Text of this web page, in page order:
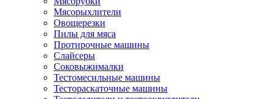
Мясорыхлители
Овощерезки
Пилы для мяса
Протирочные машины
Слайсеры
Соковыжималки
Тестомесильные машины
Тестораскаточные машины